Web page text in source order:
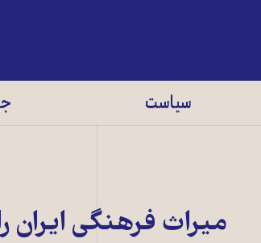
سیاست
میراث فرهنگی ایران